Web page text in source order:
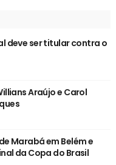
deve ser titular contra o
Araújo e Carol
Marabá em Belém e
da Copa do Brasil